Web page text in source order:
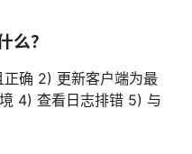
么？
确 2) 更新客户端为最
4) 查看日志排错 5) 与